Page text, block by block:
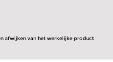
afwijken van het werkelijke product